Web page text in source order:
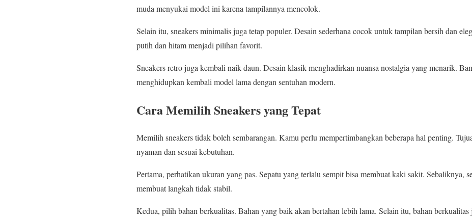
muda menyukai model ini karena tampilannya mencolok.
Selain itu, sneakers minimalis juga tetap populer. Desain sederhana cocok untuk tampilan bersih dan
putih dan hitam menjadi pilihan favorit.
Sneakers retro juga kembali naik daun. Desain klasik menghadirkan nuansa nostalgia yang menarik.
menghidupkan kembali model lama dengan sentuhan modern.
Cara Memilih Sneakers yang Tepat
Memilih sneakers tidak boleh sembarangan. Kamu perlu mempertimbangkan beberapa hal penting.
nyaman dan sesuai kebutuhan.
Pertama, perhatikan ukuran yang pas. Sepatu yang terlalu sempit bisa membuat kaki sakit. Sebaliknya,
membuat langkah tidak stabil.
Kedua, pilih bahan berkualitas. Bahan yang baik akan bertahan lebih lama. Selain itu, bahan